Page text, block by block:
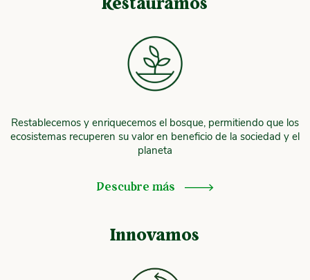
Restablecemos y enriquecemos el bosque, permitiendo que los
ecosistemas recuperen su valor en beneficio de la sociedad y el
planeta
Descubre más
Innovamos